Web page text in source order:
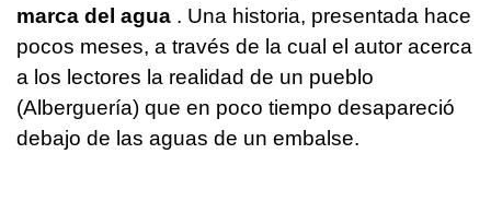
marca del agua . Una historia, presentada hace
pocos meses, a través de la cual el autor acerca
a los lectores la realidad de un pueblo
(Alberguería) que en poco tiempo desapareció
debajo de las aguas de un embalse.